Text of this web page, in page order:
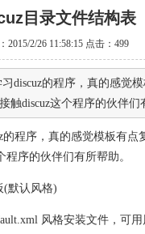
目录文件结构表
2015/2/26 11:58:15 点击：499
discuz的程序，真的感觉
触discuz这个程序的伙伴们
程序，真的感觉模板有点
序的伙伴们有所帮助。
(默认风格)
风格安装文件，可